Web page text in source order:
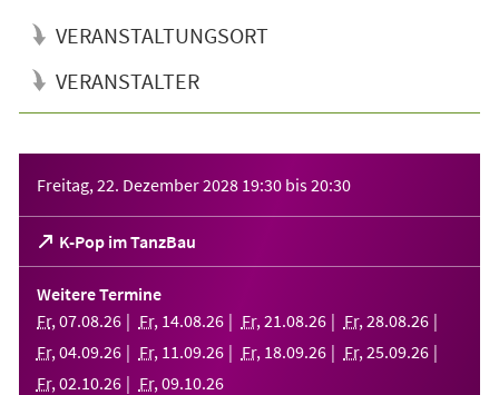
VERANSTALTUNGSORT
VERANSTALTER
Freitag, 22. Dezember 2028 19:30 bis20:30
K-Pop im TanzBau
(Öffnet
in
einem
neuen
Tab)
Weitere Termine
Fr, 07.08.26 Fr, 14.08.26 Fr, 21 .08.26 Fr, 28.08.26
Fr, 04.09.26 Fr, 11 .09.26 Fr, 18.09.26 Fr, 25.09.26
Fr, 02.10.26 Fr, 09.10.26